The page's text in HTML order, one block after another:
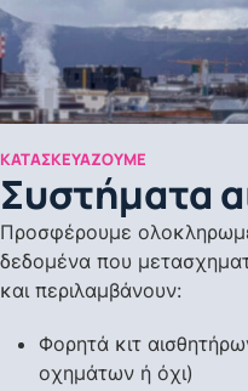
ΚΑΤΑΣΚΕΥΆΖΟΥΜΕ
Συστήματα
Προσφέρουμε
δεδομένα που
και περιλαμβάνουν:
Φορητά κιτ
οχημάτων ή όχι)